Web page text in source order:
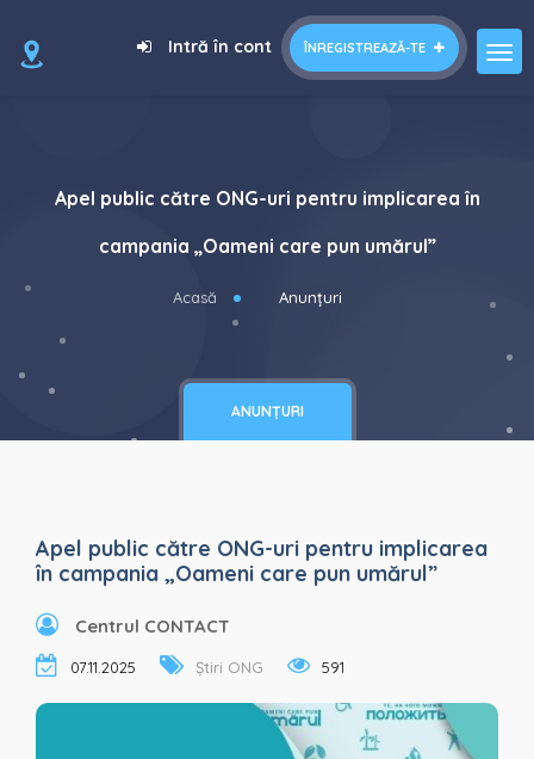
ÎNREGISTREAZĂ-TE
Intră în cont
Apel public către ONG-uri pentru implicarea în
campania „Oameni care pun umărul”
Acasă Anunțuri
ANUNȚURI
Apel public către ONG-uri pentru implicarea
în campania „Oameni care pun umărul”
Centrul CONTACT
07.11.2025 Știri ONG 591